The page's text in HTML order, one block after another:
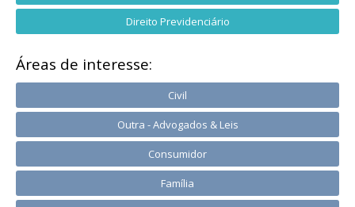
Direito Previdenciário
Áreas de interesse:
Civil
Outra - Advogados & Leis
Consumidor
Família